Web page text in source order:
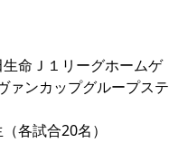
セレッソフットサルパーク長居
HANASAKA STADIUM
ツクラブ
命Ｊ１リーグホームゲ
ァンカップグループステ
各試合20名）